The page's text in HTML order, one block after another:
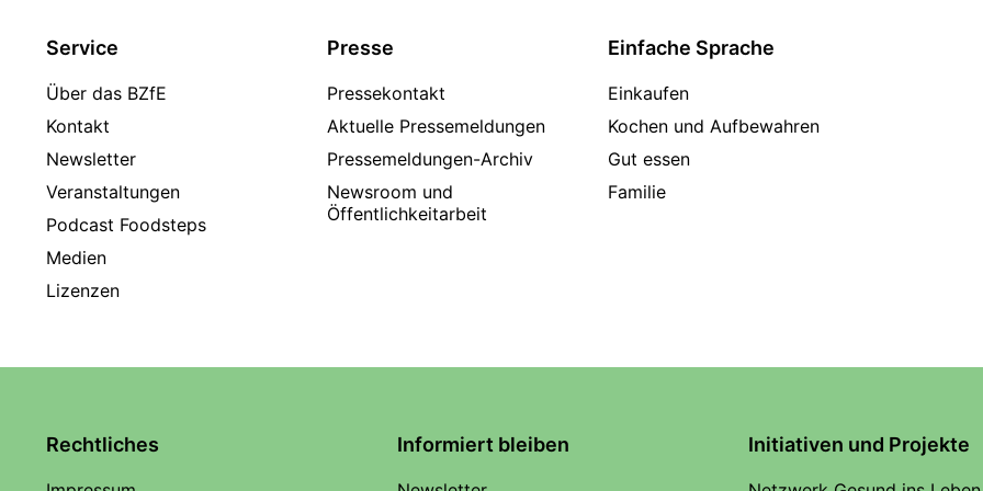
Service
Über das BZfE
Kontakt
Newsletter
Veranstaltungen
Podcast Foodsteps
Medien
Lizenzen
Presse
Pressekontakt
Aktuelle Pressemeldungen
Pressemeldungen-Archiv
Newsroom und
Öffentlichkeitarbeit
Einfache Sprache
Einkaufen
Kochen und Aufbewahren
Gut essen
Familie
Rechtliches Informiert bleiben Initiativen und Projekte